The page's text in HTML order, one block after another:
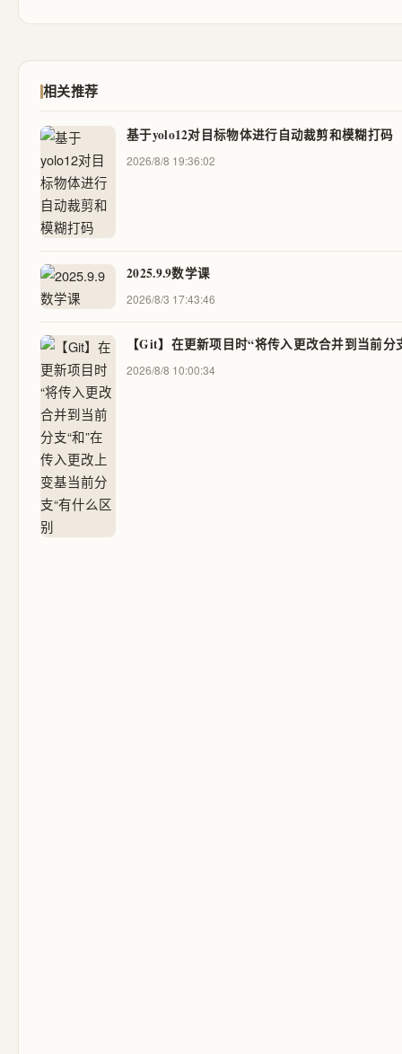
相关推荐
基于yolo12对目标物体进行自动裁剪和模糊打码
2026/8/8 19:36:02
2025.9.9数学课
2026/8/3 17:43:46
【Git】在更新项目时“将传入更改合并到当前
2026/8/8 10:00:34